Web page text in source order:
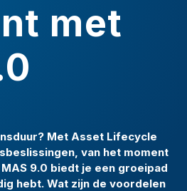
met
Met Asset Lifecycle
van het moment
9.0 biedt je een groeipad
hebt. Wat zijn de voordelen